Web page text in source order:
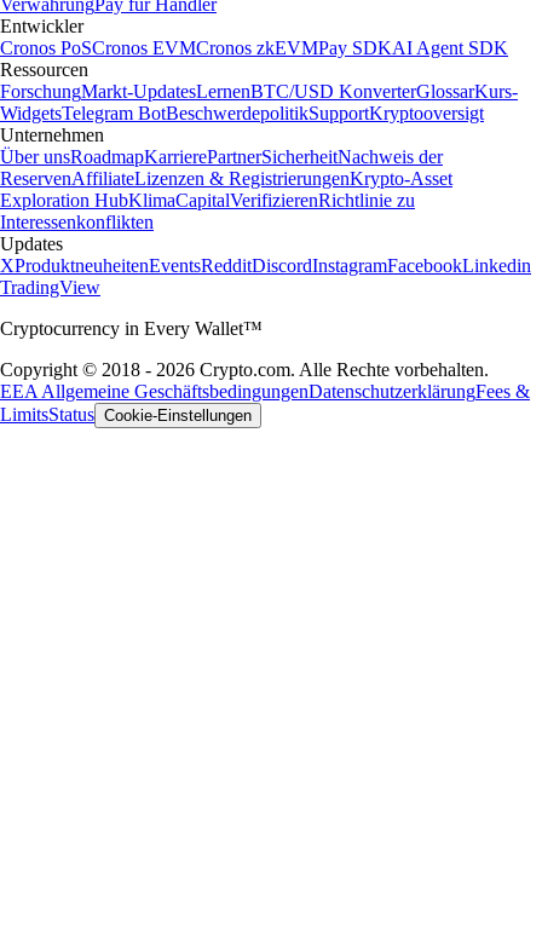
VerwahrungPay für Händler
Entwickler
Cronos PoSCronos EVMCronos zkEVMPay SDKAI Agent SDK
Ressourcen
ForschungMarkt-UpdatesLernenBTC/USD KonverterGlossarKurs-
WidgetsTelegram BotBeschwerdepolitikSupportKryptooversigt
Unternehmen
Über unsRoadmapKarrierePartnerSicherheitNachweis der
ReservenAffiliateLizenzen & RegistrierungenKrypto-Asset
Exploration HubKlimaCapitalVerifizierenRichtlinie zu
Interessenkonflikten
Updates
XProduktneuheitenEventsRedditDiscordInstagramFacebookLinkedin
TradingView
Cryptocurrency in Every Wallet™
Copyright © 2018 - 2026 Crypto.com. Alle Rechte vorbehalten.
EEA Allgemeine GeschäftsbedingungenDatenschutzerklärungFees &
LimitsStatus Cookie-Einstellungen